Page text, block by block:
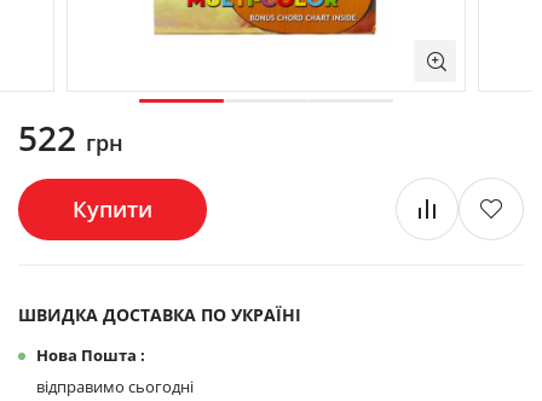
522 грн
Купити
ШВИДКА ДОСТАВКА ПО УКРАЇНІ
Нова Пошта :
відправимо сьогодні